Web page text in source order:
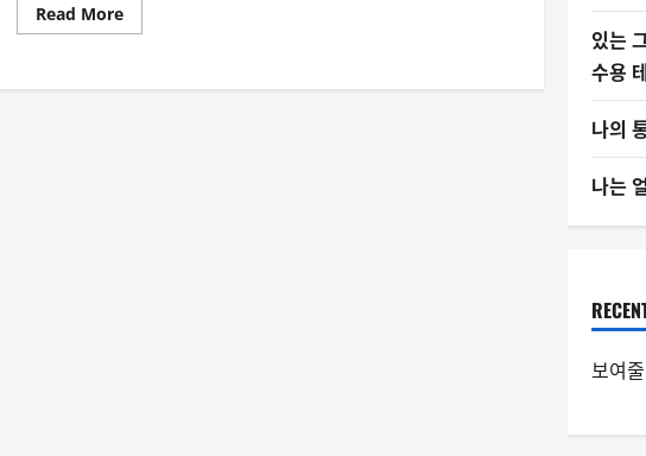
Read MoreRead
more
가
있는
수용
나의
나는
보여